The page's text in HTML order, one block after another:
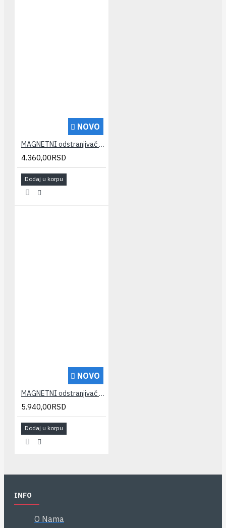
NOVO
MAGNETNI odstranjivač kamenca AQUAMAX XCAL 1/2" Megamax
4.360,00RSD
Dodaj u korpu
NOVO
MAGNETNI odstranjivač kamenca AQUAMAX XCAL 3/4" Megamax
5.940,00RSD
Dodaj u korpu
INFO
O Nama